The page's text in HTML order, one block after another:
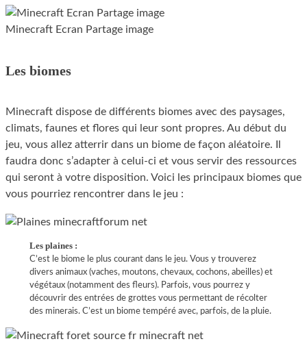
Minecraft Ecran Partage image
Les biomes
Minecraft dispose de différents biomes avec des paysages,
climats, faunes et flores qui leur sont propres. Au début du
jeu, vous allez atterrir dans un biome de façon aléatoire. Il
faudra donc s’adapter à celui-ci et vous servir des ressources
qui seront à votre disposition. Voici les principaux biomes que
vous pourriez rencontrer dans le jeu :
Les plaines :
C’est le biome le plus courant dans le jeu. Vous y trouverez
divers animaux (vaches, moutons, chevaux, cochons, abeilles) et
végétaux (notamment des fleurs). Parfois, vous pourrez y
découvrir des entrées de grottes vous permettant de récolter
des minerais. C’est un biome tempéré avec, parfois, de la pluie.